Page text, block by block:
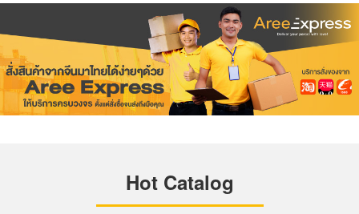
Hot Catalog